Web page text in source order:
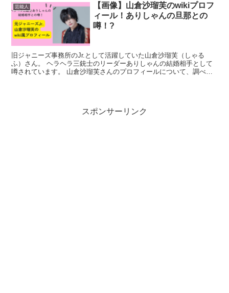
芸能人
【画像】山倉沙瑠芙のwikiプロフ
ィール！ありしゃんの旦那との
噂！?
旧ジャニーズ事務所のJr.として活躍していた山倉沙瑠芙（しゃる
ふ）さん。 ヘラヘラ三銃士のリーダーありしゃんの結婚相手として
噂されています。 山倉沙瑠芙さんのプロフィールについて、調べて
スポンサーリンク